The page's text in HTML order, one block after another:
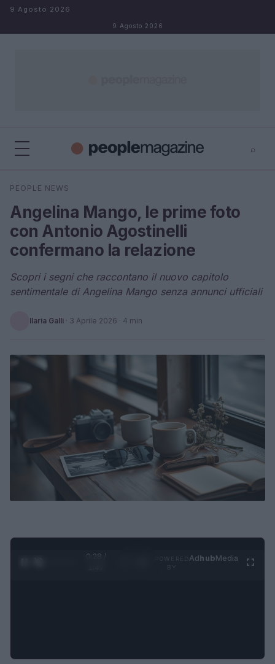
Salta al contenuto
9 Agosto 2026
9 Agosto 2026
⌕
Cerca
PEOPLE NEWS
Angelina Mango, le prime foto
con Antonio Agostinelli
confermano la relazione
Scopri i segni che raccontano il nuovo capitolo
sentimentale di Angelina Mango senza annunci ufficiali
Ilaria Galli · 3 Aprile 2026 · 4 min
0:29 /
AdhubMedia